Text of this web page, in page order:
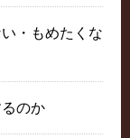
・もめたくな
のか